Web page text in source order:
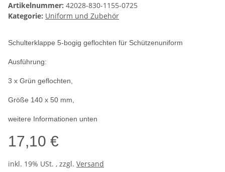
Artikelnummer: 42028-830-1155-0725
Kategorie: Uniform und Zubehör
Schulterklappe 5-bogig geflochten für Schützenuniform
Ausführung:
3 x Grün geflochten,
Größe 140 x 50 mm,
weitere Informationen unten
17,10 €
inkl. 19% USt. , zzgl. Versand